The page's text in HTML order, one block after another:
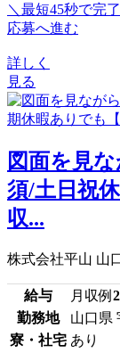
＼最短45秒で完
応募へ進む
詳しく
見る
図面を見
須/土日祝
収...
株式会社平山 山
給与 月収例
勤務地
山口県
寮・社宅 あり